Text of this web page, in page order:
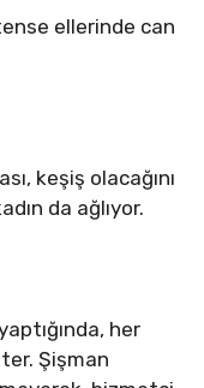
ellerinde can
keşiş olacağını
da ağlıyor.
her
Şişman